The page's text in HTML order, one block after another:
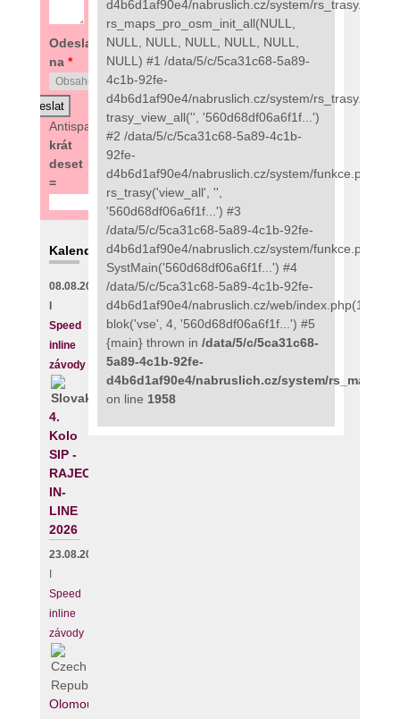
Odeslat
na *
Antispam:
5
krát
deset
=
Kalendář
08.08.2026
Speed
inline
závody
4.
Kolo
SIP -
RAJECKÝ
IN-
LINE
2026
23.08.2026
Speed
inline
závody
Olomouc
d4b6d1af90e4/nabruslich.cz/system/
rs_maps_pro_osm_init_all(NULL,
NULL, NULL, NULL, NULL, NULL,
NULL) #1 /data/5/c/5ca31c68-5a89-
4c1b-92fe-
d4b6d1af90e4/nabruslich.cz/system/
trasy_view_all('', '560d68df06a6f1f...')
#2 /data/5/c/5ca31c68-5a89-4c1b-
92fe-
d4b6d1af90e4/nabruslich.cz/system/
rs_trasy('view_all', '',
'560d68df06a6f1f...') #3
/data/5/c/5ca31c68-5a89-4c1b-92fe-
d4b6d1af90e4/nabruslich.cz/system/
SystMain('560d68df06a6f1f...') #4
/data/5/c/5ca31c68-5a89-4c1b-92fe-
d4b6d1af90e4/nabruslich.cz/web/index.php(111):
blok('vse', 4, '560d68df06a6f1f...') #5
{main} thrown in /data/5/c/5ca31c68-
5a89-4c1b-92fe-
d4b6d1af90e4/nabruslich.cz/system/
on line 1958